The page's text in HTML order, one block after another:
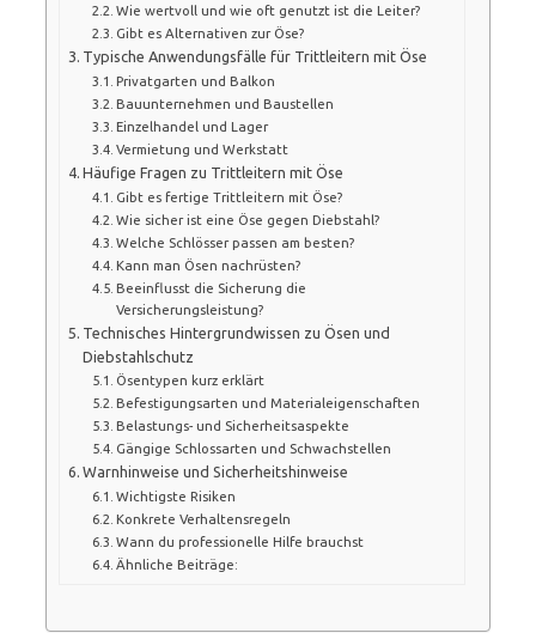
Wie wertvoll und wie oft genutzt ist die Leiter?
Gibt es Alternativen zur Öse?
Typische Anwendungsfälle für Trittleitern mit Öse
Privatgarten und Balkon
Bauunternehmen und Baustellen
Einzelhandel und Lager
Vermietung und Werkstatt
Häufige Fragen zu Trittleitern mit Öse
Gibt es fertige Trittleitern mit Öse?
Wie sicher ist eine Öse gegen Diebstahl?
Welche Schlösser passen am besten?
Kann man Ösen nachrüsten?
Beeinflusst die Sicherung die
Versicherungsleistung?
Technisches Hintergrundwissen zu Ösen und
Diebstahlschutz
Ösentypen kurz erklärt
Befestigungsarten und Materialeigenschaften
Belastungs- und Sicherheitsaspekte
Gängige Schlossarten und Schwachstellen
Warnhinweise und Sicherheitshinweise
Wichtigste Risiken
Konkrete Verhaltensregeln
Wann du professionelle Hilfe brauchst
Ähnliche Beiträge: